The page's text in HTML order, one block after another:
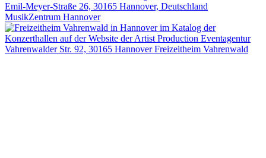
Emil-Meyer-Straße 26, 30165 Hannover, Deutschland
MusikZentrum Hannover
Vahrenwalder Str. 92, 30165 Hannover Freizeitheim Vahrenwald